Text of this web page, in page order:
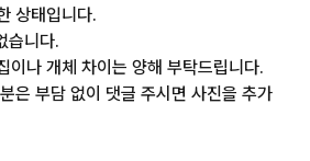
상태입니다.
습니다.
이나 개체 차이는 양해 부탁드립니다.
은 부담 없이 댓글 주시면 사진을 추가